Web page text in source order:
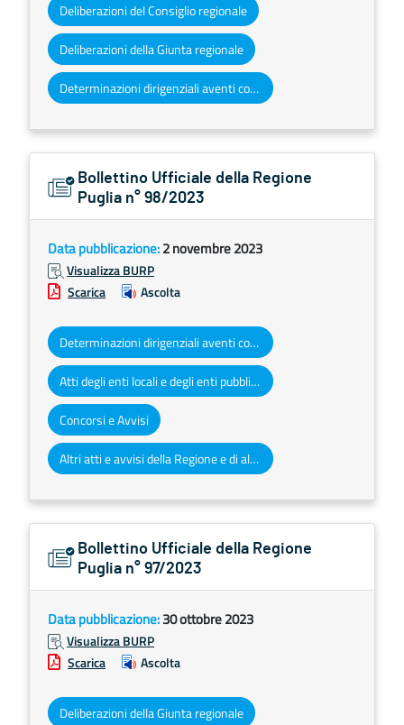
Deliberazioni del Consiglio regionale
Deliberazioni della Giunta regionale
Determinazioni dirigenziali aventi contenuto di interesse generale
Bollettino Ufficiale della Regione
Puglia n° 98/2023
Data pubblicazione:2 novembre 2023
Visualizza BURP
Scarica
Ascolta
Determinazioni dirigenziali aventi contenuto di interesse generale
Atti degli enti locali e degli enti pubblici e privati
Concorsi e Avvisi
Altri atti e avvisi della Regione e di altri enti pubblici che interessano la collettività regionale
Bollettino Ufficiale della Regione
Puglia n° 97/2023
Data pubblicazione:30 ottobre 2023
Visualizza BURP
Scarica
Ascolta
Deliberazioni della Giunta regionale